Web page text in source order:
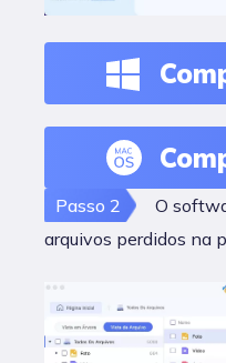
Passo 2
O
arquivos perdidos na